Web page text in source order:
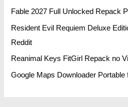
Fable 2027 Full Unlocked Repack
Resident Evil Requiem Deluxe
Reddit
Reanimal Keys FitGirl Repack no
Google Maps Downloader Portable